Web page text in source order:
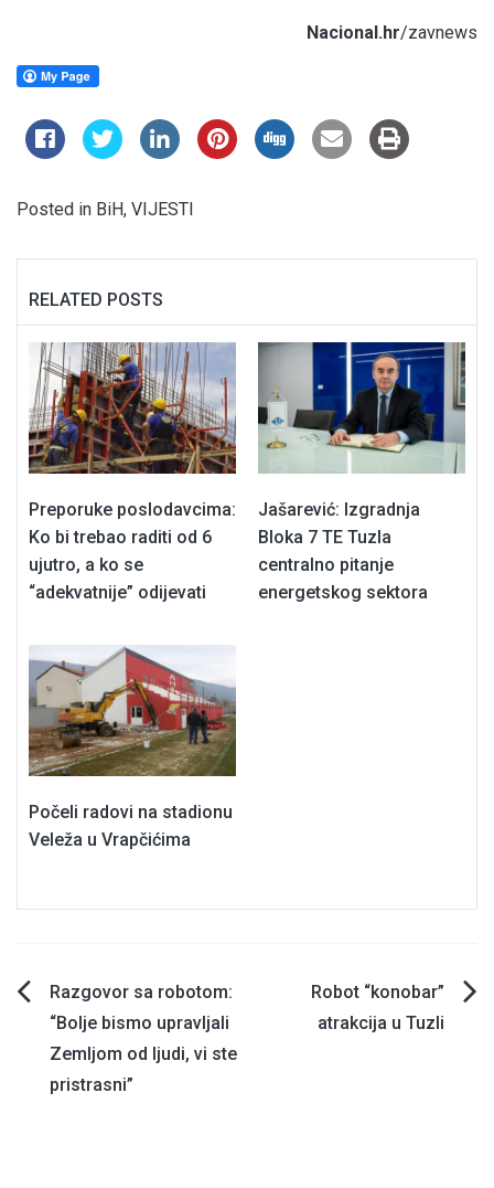
Nacional.hr/zavnews
Posted in BiH, VIJESTI
RELATED POSTS
Preporuke poslodavcima:
Ko bi trebao raditi od 6
ujutro, a ko se
“adekvatnije” odijevati
Jašarević: Izgradnja
Bloka 7 TE Tuzla
centralno pitanje
energetskog sektora
Počeli radovi na stadionu
Veleža u Vrapčićima
Navigacija
članaka
Razgovor sa robotom:
“Bolje bismo upravljali
Zemljom od ljudi, vi ste
pristrasni”
Robot “konobar”
atrakcija u Tuzli